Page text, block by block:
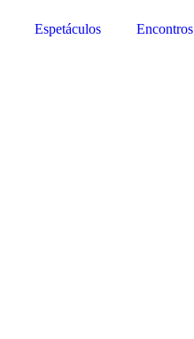
Espetáculos Encontros